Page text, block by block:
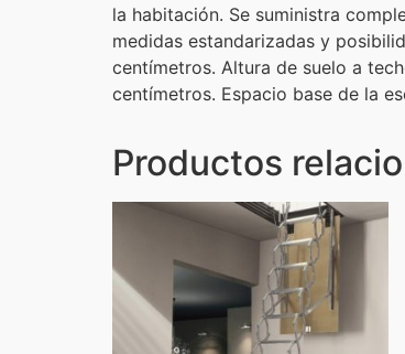
la habitación. Se suministra
medidas estandarizadas y
centímetros. Altura de suelo a
centímetros. Espacio base de la
Productos